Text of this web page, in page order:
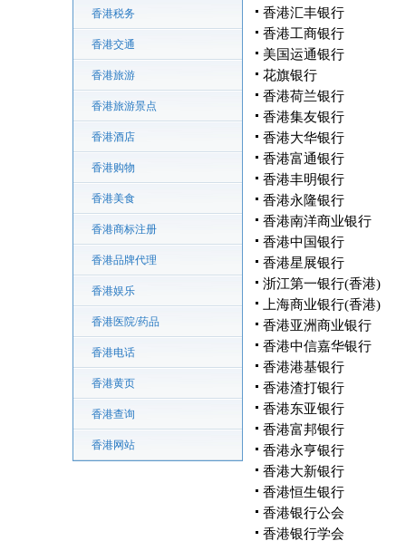
香港税务
香港交通
香港旅游
香港旅游景点
香港酒店
香港购物
香港美食
香港商标注册
香港品牌代理
香港娱乐
香港医院/药品
香港电话
香港黄页
香港查询
香港网站
香港汇丰银行
香港工商银行
美国运通银行
花旗银行
香港荷兰银行
香港集友银行
香港大华银行
香港富通银行
香港丰明银行
香港永隆银行
香港南洋商业银行
香港中国银行
香港星展银行
浙江第一银行(香港)
上海商业银行(香港)
香港亚洲商业银行
香港中信嘉华银行
香港港基银行
香港渣打银行
香港东亚银行
香港富邦银行
香港永亨银行
香港大新银行
香港恒生银行
香港银行公会
香港银行学会